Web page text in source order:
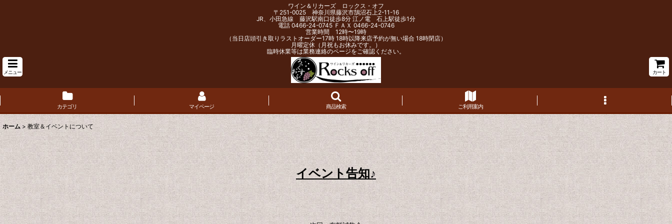
ワイン＆リカーズ ロックス・オフ
〒251-0025 神奈川県藤沢市鵠沼石上2-11-16
JR、小田急線 藤沢駅南口徒歩8分 江ノ電 石上駅徒歩1分
電話 0466-24-0745 ＦＡＸ 0466-24-0746
営業時間 12時〜19時
（当日店頭引き取りラストオーダー17時 18時以降来店予約が無い場合 18時閉店）
月曜定休（月祝もお休みです。）
臨時休業等は業務連絡のページをご確認ください。
メニュー カート
カテゴリ マイページ 商品検索 ご利用案内
ホーム > 教室＆イベントについて
イベント告知♪